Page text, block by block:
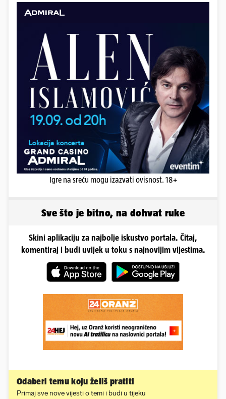
Igre na sreću mogu izazvati ovisnost. 18+
Sve što je bitno, na dohvat ruke
Skini aplikaciju za najbolje iskustvo portala. Čitaj,
komentiraj i budi uvijek u toku s najnovijim vijestima.
Odaberi temu koju želiš pratiti
Primaj sve nove vijesti o temi i budi u tijeku